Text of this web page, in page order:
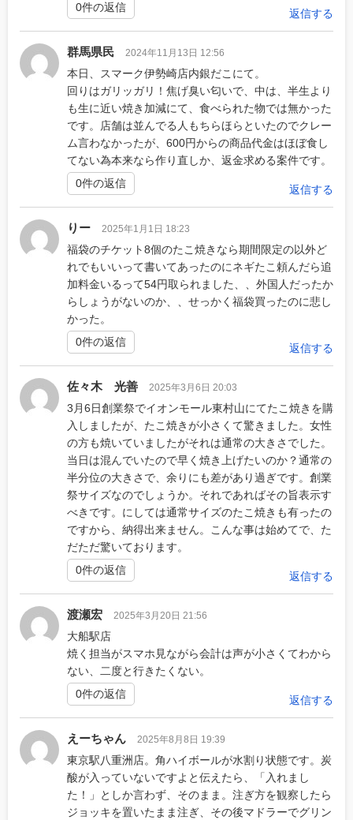
返信する
0件の返信
群馬県民 2024年11月13日 12:56
本日、スマーク伊勢崎店内銀だこにて。
回りはガリッガリ！焦げ臭い匂いで、中は、半生より
も生に近い焼き加減にて、食べられた物では無かった
です。店舗は並んでる人もちらほらといたのでクレー
ム言わなかったが、600円からの商品代金はほぼ食し
てない為本来なら作り直しか、返金求める案件です。
返信する
0件の返信
りー 2025年1月1日 18:23
福袋のチケット8個のたこ焼きなら期間限定の以外ど
れでもいいって書いてあったのにネギたこ頼んだら追
加料金いるって54円取られました、、外国人だったか
らしょうがないのか、、せっかく福袋買ったのに悲し
かった。
返信する
0件の返信
佐々木 光善 2025年3月6日 20:03
3月6日創業祭でイオンモール東村山にてたこ焼きを購
入しましたが、たこ焼きが小さくて驚きました。女性
の方も焼いていましたがそれは通常の大きさでした。
当日は混んでいたので早く焼き上げたいのか？通常の
半分位の大きさで、余りにも差があり過ぎです。創業
祭サイズなのでしょうか。それであればその旨表示す
べきです。にしては通常サイズのたこ焼きも有ったの
ですから、納得出来ません。こんな事は始めてで、た
だただ驚いております。
返信する
0件の返信
渡瀬宏 2025年3月20日 21:56
大船駅店
焼く担当がスマホ見ながら会計は声が小さくてわから
ない、二度と行きたくない。
返信する
0件の返信
えーちゃん 2025年8月8日 19:39
東京駅八重洲店。角ハイボールが水割り状態です。炭
酸が入っていないですよと伝えたら、「入れまし
た！」としか言わず、そのまま。注ぎ方を観察したら
ジョッキを置いたまま注ぎ、その後マドラーでグリン